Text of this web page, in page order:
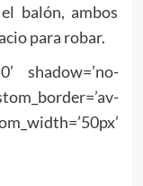
balón, ambos
para robar.
shadow=’no-